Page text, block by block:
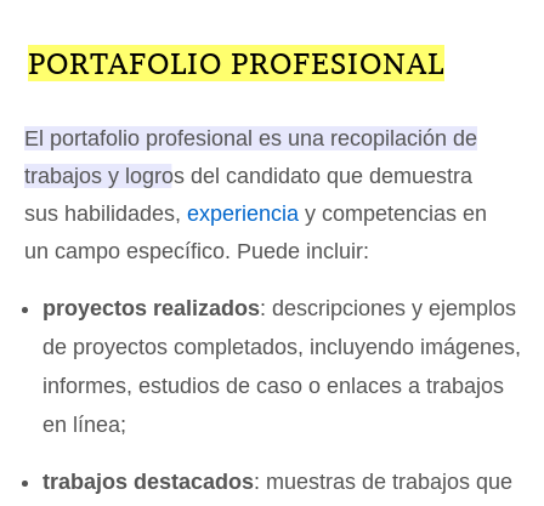
PORTAFOLIO PROFESIONAL
El portafolio profesional es una recopilación de
trabajos y logros del candidato que demuestra
sus habilidades, experiencia y competencias en
un campo específico. Puede incluir:
proyectos realizados: descripciones y ejemplos
de proyectos completados, incluyendo imágenes,
informes, estudios de caso o enlaces a trabajos
en línea;
trabajos destacados: muestras de trabajos que